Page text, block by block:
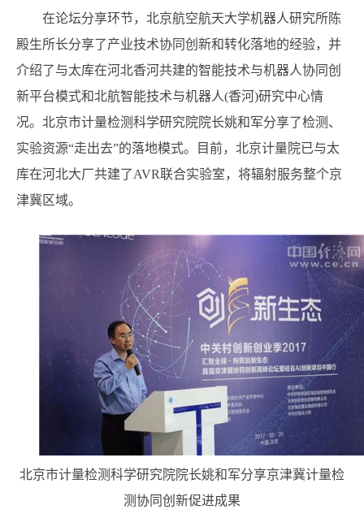
在论坛分享环节，北京航空航天大学机器人研究所陈
殿生所长分享了产业技术协同创新和转化落地的经验，并
介绍了与太库在河北香河共建的智能技术与机器人协同创
新平台模式和北航智能技术与机器人(香河)研究中心情
况。北京市计量检测科学研究院院长姚和军分享了检测、
实验资源“走出去”的落地模式。目前，北京计量院已与太
库在河北大厂共建了AVR联合实验室，将辐射服务整个京
津冀区域。
北京市计量检测科学研究院院长姚和军分享京津冀计量检
测协同创新促进成果